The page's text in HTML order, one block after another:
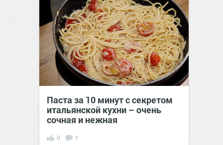
Паста за 10 минут с секретом
итальянской кухни – очень
сочная и нежная
0 1